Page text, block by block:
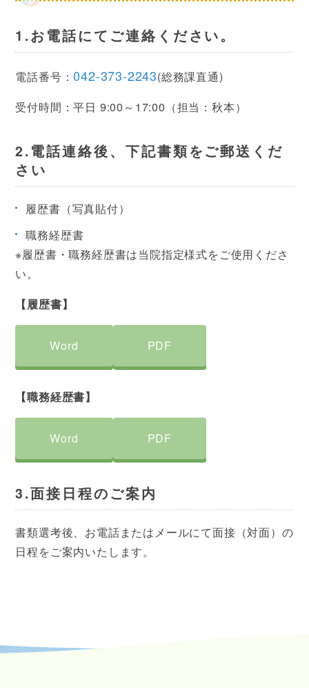
1.お電話にてご連絡ください。
電話番号：042-373-2243(総務課直通)
受付時間：平日 9:00～17:00（担当：秋本）
2.電話連絡後、下記書類をご郵送くだ
さい
履歴書（写真貼付）
職務経歴書
※履歴書・職務経歴書は当院指定様式をご使用くださ
い。
【履歴書】
Word PDF
【職務経歴書】
Word PDF
3.面接日程のご案内
書類選考後、お電話またはメールにて面接（対面）の
日程をご案内いたします。